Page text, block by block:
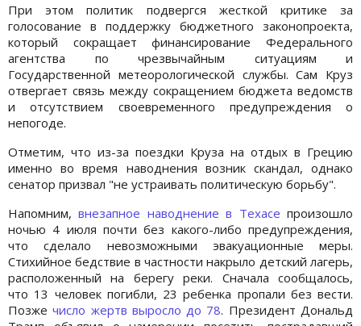
При этом политик подвергся жесткой критике за
голосование в поддержку бюджетного законопроекта,
который сокращает финансирование Федерального
агентства по чрезвычайным ситуациям и
Государственной метеорологической службы. Сам Круз
отвергает связь между сокращением бюджета ведомств
и отсутствием своевременного предупреждения о
непогоде.
Отметим, что из-за поездки Круза на отдых в Грецию
именно во время наводнения возник скандал, однако
сенатор призвал "не устраивать политическую борьбу".
Напомним,внезапное наводнение в Техасе произошло
ночью 4 июля почти без какого-либо предупреждения,
что сделало невозможными эвакуационные меры.
Стихийное бедствие в частности накрыло детский лагерь,
расположенный на берегу реки. Сначала сообщалось,
что 13 человек погибли, 23 ребенка пропали без вести.
Позжечисло жертв выросло до 78. Президент Дональд